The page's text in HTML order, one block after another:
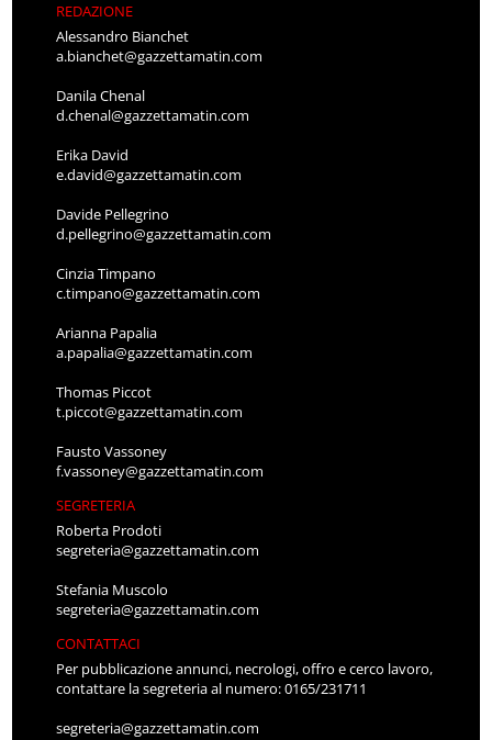
REDAZIONE
Alessandro Bianchet
a.bianchet@gazzettamatin.com
Danila Chenal
d.chenal@gazzettamatin.com
Erika David
e.david@gazzettamatin.com
Davide Pellegrino
d.pellegrino@gazzettamatin.com
Cinzia Timpano
c.timpano@gazzettamatin.com
Arianna Papalia
a.papalia@gazzettamatin.com
Thomas Piccot
t.piccot@gazzettamatin.com
Fausto Vassoney
f.vassoney@gazzettamatin.com
SEGRETERIA
Roberta Prodoti
segreteria@gazzettamatin.com
Stefania Muscolo
segreteria@gazzettamatin.com
CONTATTACI
Per pubblicazione annunci, necrologi, offro e cerco lavoro,
contattare la segreteria al numero: 0165/231711
segreteria@gazzettamatin.com